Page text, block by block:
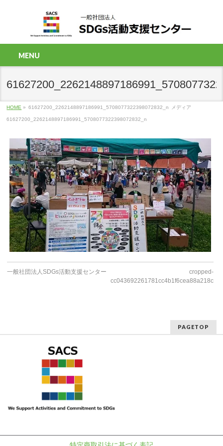
MENU
HOME » 61627200_2262148897186991_5708077322398072832_n メディア
61627200_2262148897186991_5708077322398072832_n
一般社団法人SDGs活動支援センター
cropped-
cc043692261781cc4b1f6cea88a218c8
PAGETOP